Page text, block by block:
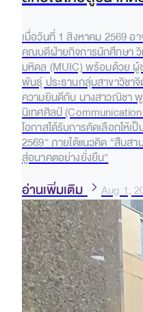
เมื่อวันที่ 1 สิงหาคม 2569 อ
คณบดีฝ่ายกิจการนักศึกษา
มหิดล (MUIC) พร้อมด้วย
พันธุ์ ประธานกลุ่มสาขาวิชา
ความยินดีกับ นางสาวณิชา
นิเทศศิลป์
โอกาสได้รับการคัดเลือกให้เ
2569” ภายใต้แนวคิด “สืบส
สู่อนาคตอย่างยั่งยืน”
อ่านเพิ่มเติม Aug 1,